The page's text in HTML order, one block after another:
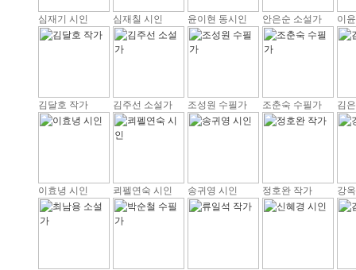
심재기 시인 심재칠 시인 윤이현 동시인 안은순 소설가 이
김달호 작가 김주선 소설가 조성원 수필가 조춘숙 수필가 김
이효녕 시인 쾨펠연숙 시인 송귀영 시인 정호완 작가 강